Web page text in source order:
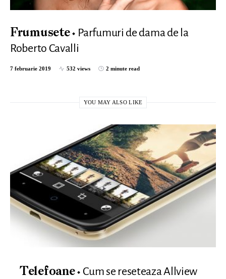
Frumusete
Parfumuri de dama de la
Roberto Cavalli
7 februarie 2019 532 views 2 minute read
YOU MAY ALSO LIKE
Telefoane
Cum se reseteaza Allview